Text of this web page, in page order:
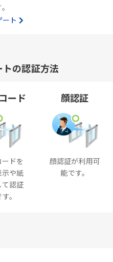
ト
の認証方法
ード
ドを
示や紙
て認証
。
顔認証
顔認証が利用可
能です。